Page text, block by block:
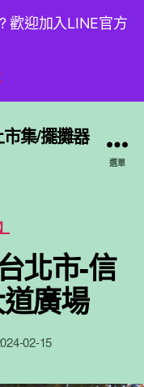
歡迎加入LINE官方
集/擺攤器
選單
北市-信
廣場
02-15